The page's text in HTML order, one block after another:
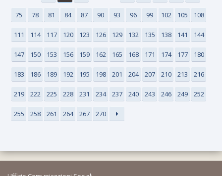
75 78 81 84 87 90 93 96 99 102 105 108
111 114 117 120 123 126 129 132 135 138 141 144
147 150 153 156 159 162 165 168 171 174 177 180
183 186 189 192 195 198 201 204 207 210 213 216
219 222 225 228 231 234 237 240 243 246 249 252
255 258 261 264 267 270